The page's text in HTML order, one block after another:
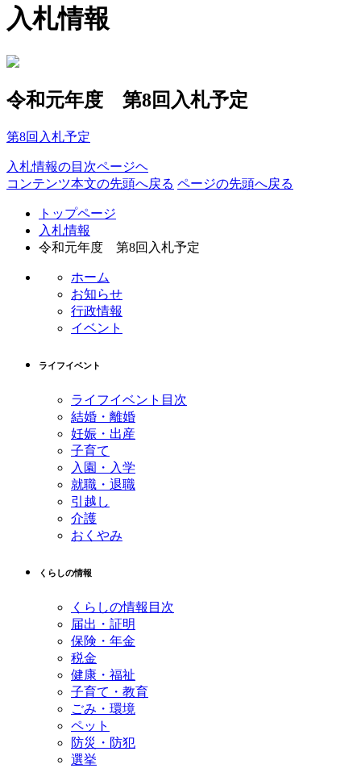
入札情報
令和元年度 第8回入札予定
第8回入札予定
入札情報の目次ページヘ
コンテンツ本文の先頭へ戻る ページの先頭へ戻る
トップページ
入札情報
令和元年度 第8回入札予定
ホーム
お知らせ
行政情報
イベント
ライフイベント
ライフイベント目次
結婚・離婚
妊娠・出産
子育て
入園・入学
就職・退職
引越し
介護
おくやみ
くらしの情報
くらしの情報目次
届出・証明
保険・年金
税金
健康・福祉
子育て・教育
ごみ・環境
ペット
防災・防犯
選挙